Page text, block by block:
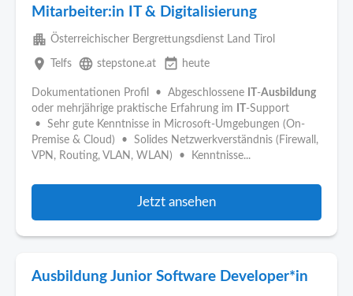
Mitarbeiter:in IT & Digitalisierung
apartment Österreichischer Bergrettungsdienst Land Tirol
place Telfs language stepstone.at event_available heute
Dokumentationen Profil • Abgeschlossene -Ausbildung
oder mehrjährige praktische Erfahrung im
-Support
• Sehr gute Kenntnisse in Microsoft-Umgebungen (On-
Premise & Cloud) • Solides Netzwerkverständnis (Firewall,
VPN, Routing, VLAN, WLAN) • Kenntnisse...
Jetzt ansehen
Ausbildung Junior Software Developer*in